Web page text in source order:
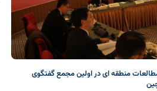
منطقه ای در اولین مجمع گفتگوی